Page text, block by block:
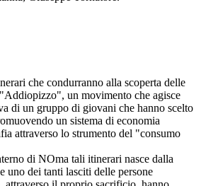
che condurranno alla scoperta delle
un movimento che agisce
di un gruppo di giovani che hanno scelto
un sistema di economia
attraverso lo strumento del "consumo
di NOma tali itinerari nasce dalla
uno dei tanti lasciti delle persone